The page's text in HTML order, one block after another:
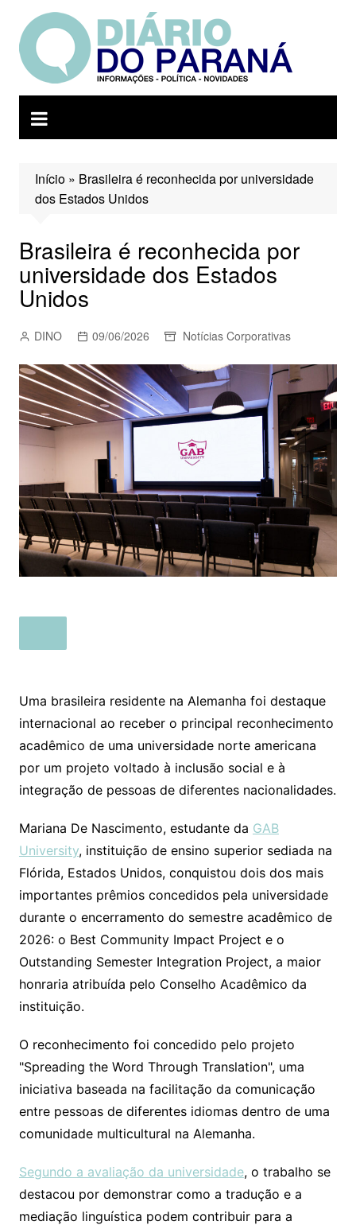
para
conteúdo
Início» Brasileira é reconhecida por universidade
dos Estados Unidos
Brasileira é reconhecida por
universidade dos Estados
Unidos
DINO 09/06/2026 Notícias Corporativas
Uma brasileira residente na Alemanha foi destaque
internacional ao receber o principal reconhecimento
acadêmico de uma universidade norte americana
por um projeto voltado à inclusão social e à
integração de pessoas de diferentes nacionalidades.
Mariana De Nascimento, estudante da GAB
University, instituição de ensino superior sediada na
Flórida, Estados Unidos, conquistou dois dos mais
importantes prêmios concedidos pela universidade
durante o encerramento do semestre acadêmico de
2026: o Best Community Impact Project e o
Outstanding Semester Integration Project, a maior
honraria atribuída pelo Conselho Acadêmico da
instituição.
O reconhecimento foi concedido pelo projeto
"Spreading the Word Through Translation", uma
iniciativa baseada na facilitação da comunicação
entre pessoas de diferentes idiomas dentro de uma
comunidade multicultural na Alemanha.
Segundo a avaliação da universidade, o trabalho se
destacou por demonstrar como a tradução e a
mediação linguística podem contribuir para a